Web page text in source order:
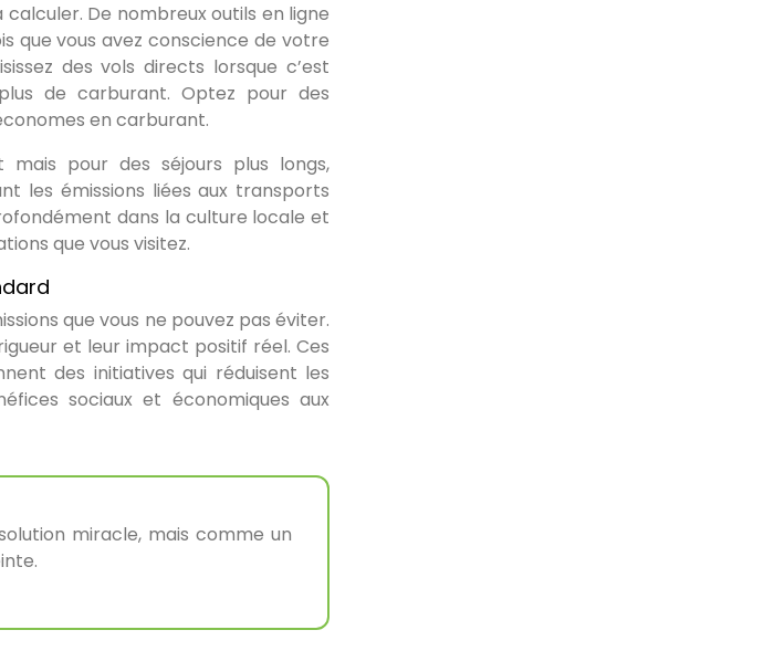
De nombreux outils en ligne
que vous avez conscience de votre
des vols directs lorsque c’est
de carburant. Optez pour des
en carburant.
mais pour des séjours plus longs,
les émissions liées aux transports
dans la culture locale et
que vous visitez.
que vous ne pouvez pas éviter.
et leur impact positif réel. Ces
des initiatives qui réduisent les
sociaux et économiques aux
miracle, mais comme un